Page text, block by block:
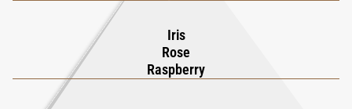
nieodparty urok. Lipstick Rose to coś więcej niż perfumy, to
podróż do epoki, w której uwodzenie było sztuką, a każdy gest
niósł magię wyrażania siebie. Dzięki połączeniu nowoczesnej
wyrafinowanej elegancji z nostalgicznym urokiem zapach
uosabia ducha odważnej kobiecości i niewymuszonego stylu.
Iris
Rose
Raspberry